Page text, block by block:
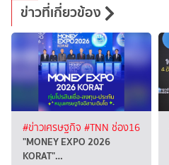
ข่าวที่เกี่ยวข้อง
#ข่าวเศรษฐกิจ #TNN ช่อง16
"MONEY EXPO 2026
KORAT"…